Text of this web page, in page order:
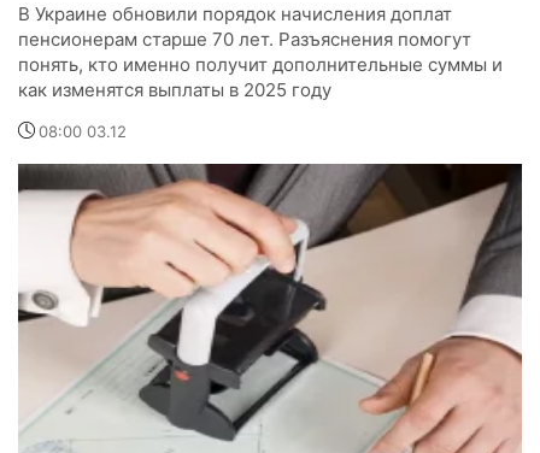
В Украине обновили порядок начисления доплат
пенсионерам старше 70 лет. Разъяснения помогут
понять, кто именно получит дополнительные суммы и
как изменятся выплаты в 2025 году
08:00 03.12